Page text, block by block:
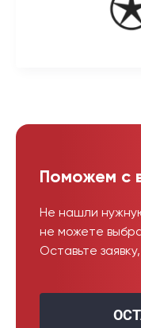
Поможем с
Не нашли
не можете
Оставьте